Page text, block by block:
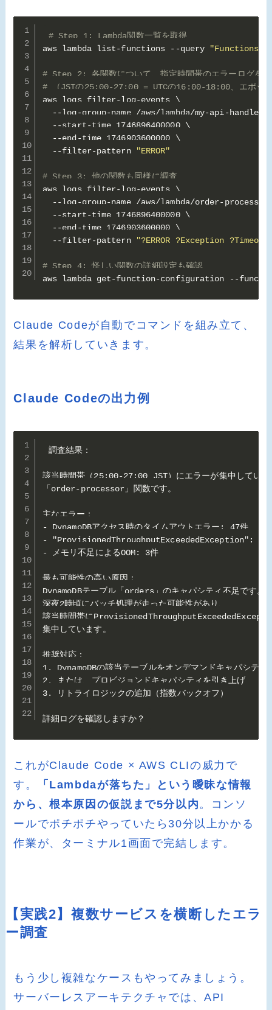
# Step 1: Lambda関数一覧を取得
aws lambda list-functions --query
# Step 2: 各関数について、指定時間帯のエラーログを
# （JSTの25:00-27:00 = UTCの16:00-18:00、エポック
aws logs filter-log-events \
--log-group-name /aws/lambda/my-api-handler
  --start-time 1746896400000 \
  --end-time 1746903600000 \
  --filter-pattern
"ERROR"
# Step 3: 他の関数も同様に調査
aws logs filter-log-events \
--log-group-name /aws/lambda/order-processor
  --start-time 1746896400000 \
  --end-time 1746903600000 \
  --filter-pattern
"?ERROR ?Exception
# Step 4: 怪しい関数の詳細設定も確認
aws lambda get-function-configuration --
Claude Codeが自動でコマンドを組み立て、
結果を解析していきます。
Claude Codeの出力例
調査結果：
該当時間帯（25:00-27:00 JST）にエラーが集中していた
「order-processor」関数です。
主なエラー：
- DynamoDBアクセス時のタイムアウトエラー: 47件
- "ProvisionedThroughputExceededException": 23
- メモリ不足によるOOM: 3件
最も可能性の高い原因：
DynamoDBテーブル「orders」のキャパシティ不足です。
深夜2時頃にバッチ処理が走った可能性があり、
該当時間帯に
集中しています。
推奨対応：
1. DynamoDBの該当テーブルをオンデマンドキャパシティ
2. または、プロビジョンドキャパシティを引き上げ
3. リトライロジックの追加（指数バックオフ）
詳細ログを確認しますか？
これがClaude Code × AWS CLIの威力で
す。
「Lambdaが落ちた」という曖昧な情報
から、根本原因の仮説まで5分以内。コンソ
ールでポチポチやっていたら30分以上かかる
作業が、ターミナル1画面で完結します。
【実践2】複数サービスを横断したエラ
ー調査
もう少し複雑なケースもやってみましょう。
サーバーレスアーキテクチャでは、API